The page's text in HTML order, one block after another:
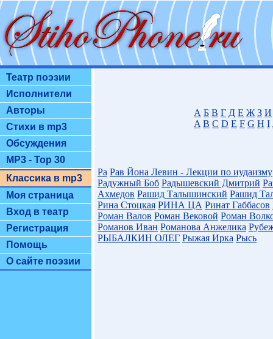
Театр поэзии
Исполнители
Авторы
Стихи в mp3
Обсуждения
MP3 - Top 30
Классика в mp3
Моя страница
Вход в театр
Регистрация
Помощь
О сайте поэзии
А Б В Г Д Е Ж З И
A B C D E F G H I
Ра Рав Йона Левин - Лекции по иудаизму
Радужный Боб Радышевский Дмитрий
Ахмедов Рашид Талышинский Рашид
Рина Стоцкая РИНА ЦА Ринат Габбасов
Роман Валов Роман Вековой Роман
Романов Иван Романова Анжелика
РЫБАЛКИН ОЛЕГ Рыжая Ирка Рысь